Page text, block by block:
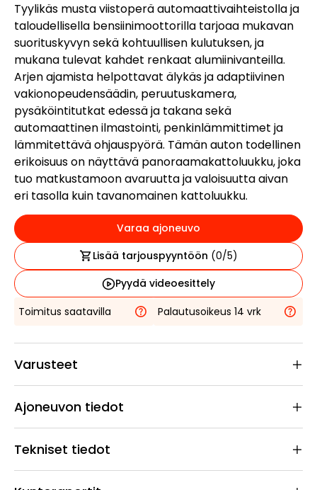
Tyylikäs musta viistoperä automaattivaihteistolla ja
taloudellisella bensiinimoottorilla tarjoaa mukavan
suorituskyvyn sekä kohtuullisen kulutuksen, ja
mukana tulevat kahdet renkaat alumiinivanteilla.
Arjen ajamista helpottavat älykäs ja adaptiivinen
vakionopeudensäädin, peruutuskamera,
pysäköintitutkat edessä ja takana sekä
automaattinen ilmastointi, penkinlämmittimet ja
lämmitettävä ohjauspyörä. Tämän auton todellinen
erikoisuus on näyttävä panoraamakattoluukku, joka
tuo matkustamoon avaruutta ja valoisuutta aivan
eri tasolla kuin tavanomainen kattoluukku.
Varaa ajoneuvo
Lisää tarjouspyyntöön (0/5)
Pyydä videoesittely
Toimitus saatavilla
Palautusoikeus 14 vrk
Varusteet
Ajoneuvon tiedot
Tekniset tiedot